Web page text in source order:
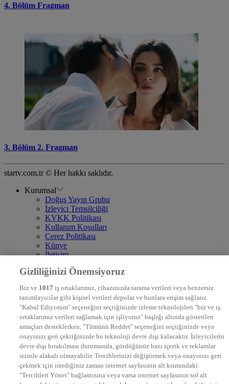
4. Bölüm Fragman
3. Bölüm 2. Fragman
startv.com.tr © Her hakkı saklıdır.
Kurumsal
Doğuş Yayın Grubu
İzleyici Temsilciliği
KVKK Politikası
Kullanım Koşulları
Çerez Politikası
Künye
İletişim
DYG Televizyonlar
STAR
EURO STAR
KRAL POP TV
DYG Radyolar
NTV RADYO
KRAL FM
KRAL POP
EKSEN
VOYAGE
DYG Dijital
Gizliliğinizi Önemsiyoruz
Biz ve 1017 iş ortaklarımız, cihazınızda tarama verileri veya benzersiz
tanımlayıcılar gibi kişisel verileri depolar ve bunlara erişim sağlarız.
"Kabul Ediyorum" seçeneğini seçtiğinizde izleme teknolojileri "biz ve iş
ortaklarımız verileri sağlamak için işliyoruz" başlığı altında gösterilen
amaçları desteklerken, "Tümünü Reddet" seçeneğini seçtiğinizde veya
onayınızı geri çektiğinizde bu teknoloji devre dışı kalacaktır. İzleyicilerin
devre dışı bırakılması durumunda, gördüğünüz bazı içerik ve reklamlar
sizinle alakalı olmayabilir. Tercihlerinizi değiştirmek veya onayınızı geri
çekmek için istediğiniz zaman internet sayfasının alt kısmındaki
"Tercihleri Yönet" bağlantısına veya varsa internet sayfasının sol alt